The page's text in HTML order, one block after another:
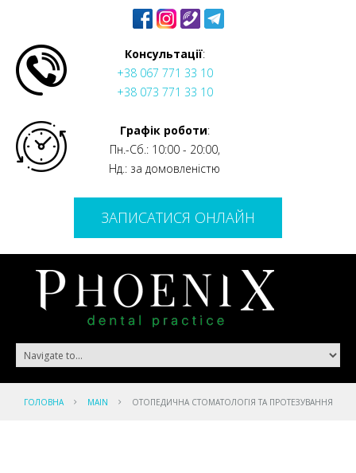
Консультації:
+38 067 771 33 10
+38 073 771 33 10
Графік роботи:
Пн.-Сб.: 10:00 - 20:00,
Нд.: за домовленістю
ЗАПИСАТИСЯ ОНЛАЙН
ГОЛОВНА MAIN ОТОПЕДИЧНА СТОМАТОЛОГІЯ ТА ПРОТЕЗУВАННЯ